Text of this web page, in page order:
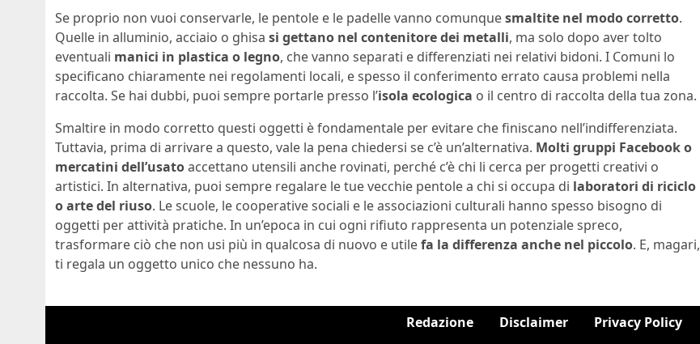
Se proprio non vuoi conservarle, le pentole e le padelle vanno comunquesmaltite nel modo corretto.
Quelle in alluminio, acciaio o ghisa si gettano nel contenitore dei metalli, ma solo dopo aver tolto
eventuali manici in plastica o legno, che vanno separati e differenziati nei relativi bidoni. I Comuni lo
specificano chiaramente nei regolamenti locali, e spesso il conferimento errato causa problemi nella
raccolta. Se hai dubbi, puoi sempre portarle presso l’isola ecologica o il centro di raccolta della tua zona.
Smaltire in modo corretto questi oggetti è fondamentale per evitare che finiscano nell’indifferenziata.
Tuttavia, prima di arrivare a questo, vale la pena chiedersi se c’è un’alternativa. Molti gruppi Facebook o
mercatini dell’usatoaccettano utensili anche rovinati, perché c’è chi li cerca per progetti creativi o
artistici. In alternativa, puoi sempre regalare le tue vecchie pentole a chi si occupa di laboratori di riciclo
o arte del riuso. Le scuole, le cooperative sociali e le associazioni culturali hanno spesso bisogno di
oggetti per attività pratiche. In un’epoca in cui ogni rifiuto rappresenta un potenziale spreco,
trasformare ciò che non usi più in qualcosa di nuovo e utilefa la differenza anche nel piccolo. E, magari,
ti regala un oggetto unico che nessuno ha.
Redazione Disclaimer Privacy Policy